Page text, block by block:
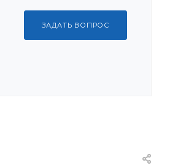
ЗАДАТЬ ВОПРОС